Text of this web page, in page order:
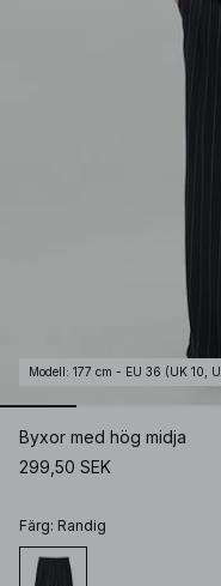
Modell : 177 cm - EU 36 (UK 10,
Byxor med hög midja
299,50 SEK
Färg: Randig